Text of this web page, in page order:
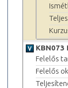
Felelős
Felelős